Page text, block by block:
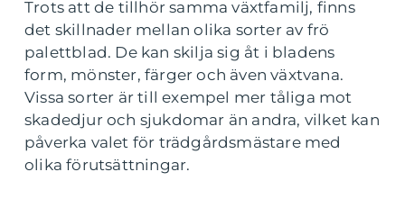
Trots att de tillhör samma växtfamilj, finns
det skillnader mellan olika sorter av frö
palettblad. De kan skilja sig åt i bladens
form, mönster, färger och även växtvana.
Vissa sorter är till exempel mer tåliga mot
skadedjur och sjukdomar än andra, vilket kan
påverka valet för trädgårdsmästare med
olika förutsättningar.